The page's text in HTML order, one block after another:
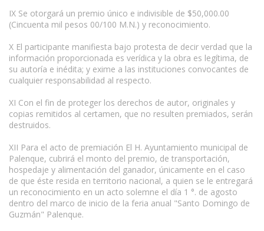
IX Se otorgará un premio único e indivisible de $50,000.00
(Cincuenta mil pesos 00/100 M.N.) y reconocimiento.
X El participante manifiesta bajo protesta de decir verdad que la
información proporcionada es verídica y la obra es legítima, de
su autoría e inédita; y exime a las instituciones convocantes de
cualquier responsabilidad al respecto.
XI Con el fin de proteger los derechos de autor, originales y
copias remitidos al certamen, que no resulten premiados, serán
destruidos.
XII Para el acto de premiación El H. Ayuntamiento municipal de
Palenque, cubrirá el monto del premio, de transportación,
hospedaje y alimentación del ganador, únicamente en el caso
de que éste resida en territorio nacional, a quien se le entregará
un reconocimiento en un acto solemne el día 1 °. de agosto
dentro del marco de inicio de la feria anual "Santo Domingo de
Guzmán" Palenque.